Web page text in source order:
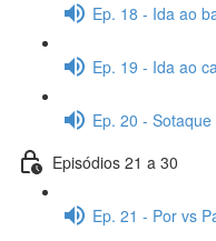
Ep. 18 - Ida ao
Ep. 19 - Ida ao
Ep. 20 -
Episódios 21 a 30
Ep. 21 - Por vs